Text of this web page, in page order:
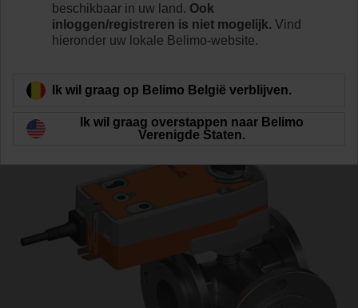
Meer informatie
Terug naar product categorie
beschikbaar in uw land. Ook
inloggen/registreren is niet mogelijk. Vind
hieronder uw lokale Belimo-website.
Ik wil graag op Belimo België verblijven.
Ik wil graag overstappen naar Belimo
Verenigde Staten.